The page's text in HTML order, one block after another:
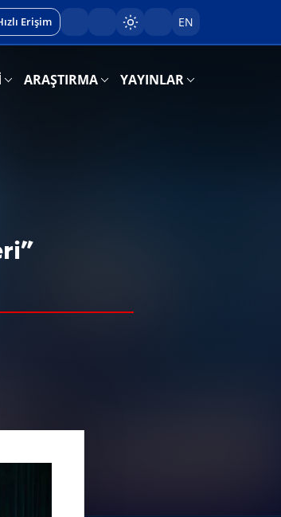
ARAŞTIRMA YAYINLAR
Erişim Sayfayı karart/aç
EN